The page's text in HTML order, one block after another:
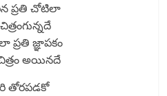
ప్రతి చోటిలా
ప్రతి జ్ఞాపకం
అయినదే
తోరపడకో